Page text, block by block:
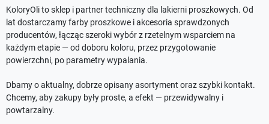
KoloryOli to sklep i partner techniczny dla lakierni proszkowych. Od
lat dostarczamy farby proszkowe i akcesoria sprawdzonych
producentów, łącząc szeroki wybór z rzetelnym wsparciem na
każdym etapie — od doboru koloru, przez przygotowanie
powierzchni, po parametry wypalania.
Dbamy o aktualny, dobrze opisany asortyment oraz szybki kontakt.
Chcemy, aby zakupy były proste, a efekt — przewidywalny i
powtarzalny.